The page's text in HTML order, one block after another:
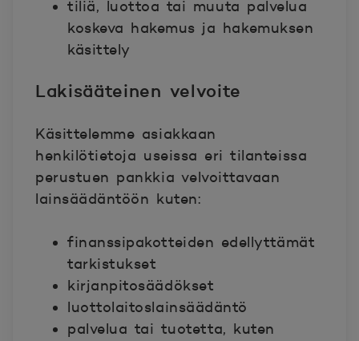
tiliä, luottoa tai muuta palvelua
koskeva hakemus ja hakemuksen
käsittely
Lakisääteinen velvoite
Käsittelemme asiakkaan
henkilötietoja useissa eri tilanteissa
perustuen pankkia velvoittavaan
lainsäädäntöön kuten:
finanssipakotteiden edellyttämät
tarkistukset
kirjanpitosäädökset
luottolaitoslainsäädäntö
palvelua tai tuotetta, kuten